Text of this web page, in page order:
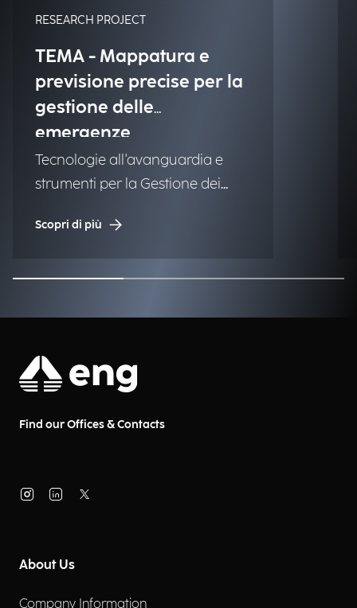
RESEARCH PROJECT
TEMA - Mappatura e
previsione precise per la
gestione delle
emergenze
Tecnologie all'avanguardia e
strumenti per la Gestione dei
Scopri di più
Find our Offices & Contacts
About Us
Company Information